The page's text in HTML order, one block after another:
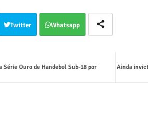
Twitter Whatsapp
Ainda
Ouro de Handebol Sub-18 por